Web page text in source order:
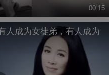
00:15
人成为女徒弟，有人成为